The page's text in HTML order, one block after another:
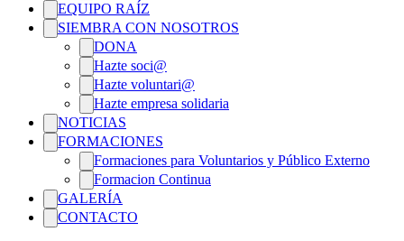
EQUIPO RAÍZ
SIEMBRA CON NOSOTROS
DONA
Hazte soci@
Hazte voluntari@
Hazte empresa solidaria
NOTICIAS
FORMACIONES
Formaciones para Voluntarios y Público Externo
Formacion Continua
GALERÍA
CONTACTO